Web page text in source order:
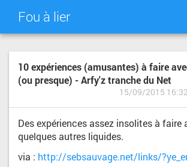
Fou à lier
NUAGE DE TAGS
QUOTIDIEN
10 expériences (amusantes) à faire
(ou presque) - Arfy'z tranche du Net
15/09/2015
Des expériences assez insolites à faire
quelques autres liquides.
via : http://sebsauvage.net/links/